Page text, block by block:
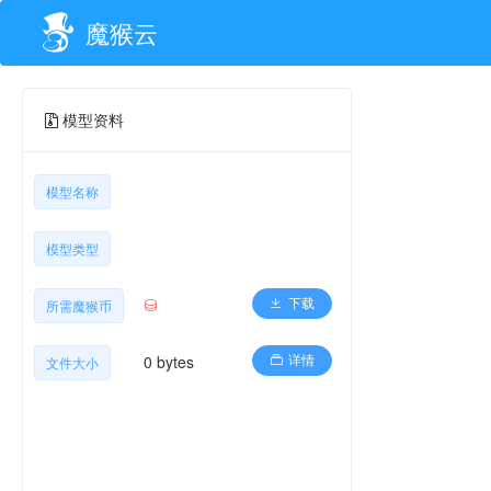
魔猴云
模型资料
模型名称
模型类型
所需魔猴币 下载
文件大小 0 bytes 详情